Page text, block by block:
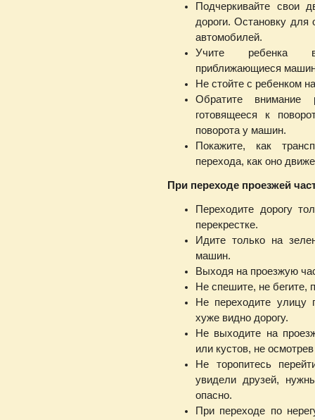
Подчеркивайте свои
дороги. Остановку для
автомобилей.
Учите ребенка
приближающиеся
Не стойте с ребенком
Обратите внимание
готовящееся к
поворота у машин.
Покажите, как
перехода, как оно
При переходе проезжей
Переходите дорогу
перекрестке.
Идите только на
машин.
Выходя на проезжую
Не спешите, не бегите,
Не переходите улицу
хуже видно дорогу.
Не выходите на
или кустов, не
Не торопитесь
увидели друзей,
опасно.
При переходе по